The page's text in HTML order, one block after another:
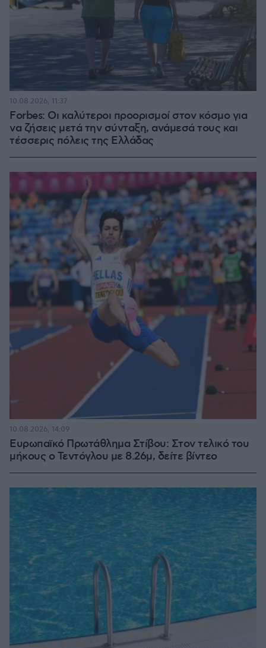
Forbes: Οι καλύτεροι προορισμοί στον κόσμο για
να ζήσεις μετά την σύνταξη, ανάμεσά τους και
τέσσερις πόλεις της Ελλάδας
10.08.2026, 11:37
Ευρωπαϊκό Πρωτάθλημα Στίβου: Στον τελικό του
μήκους ο Τεντόγλου με 8.26μ, δείτε βίντεο
10.08.2026, 14:09